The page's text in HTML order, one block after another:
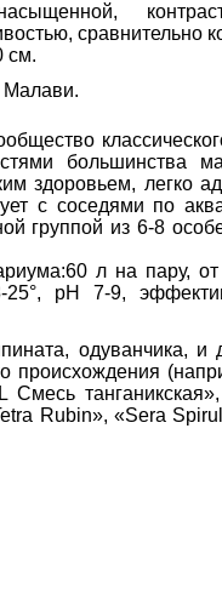
сравнительно
см.
Малави.
большинства
здоровьем, легко
с соседями по
группой из 6-8
л на пару,
рН 7-9,
одуванчика,
происхождения
Смесь
Rubin», «Sera